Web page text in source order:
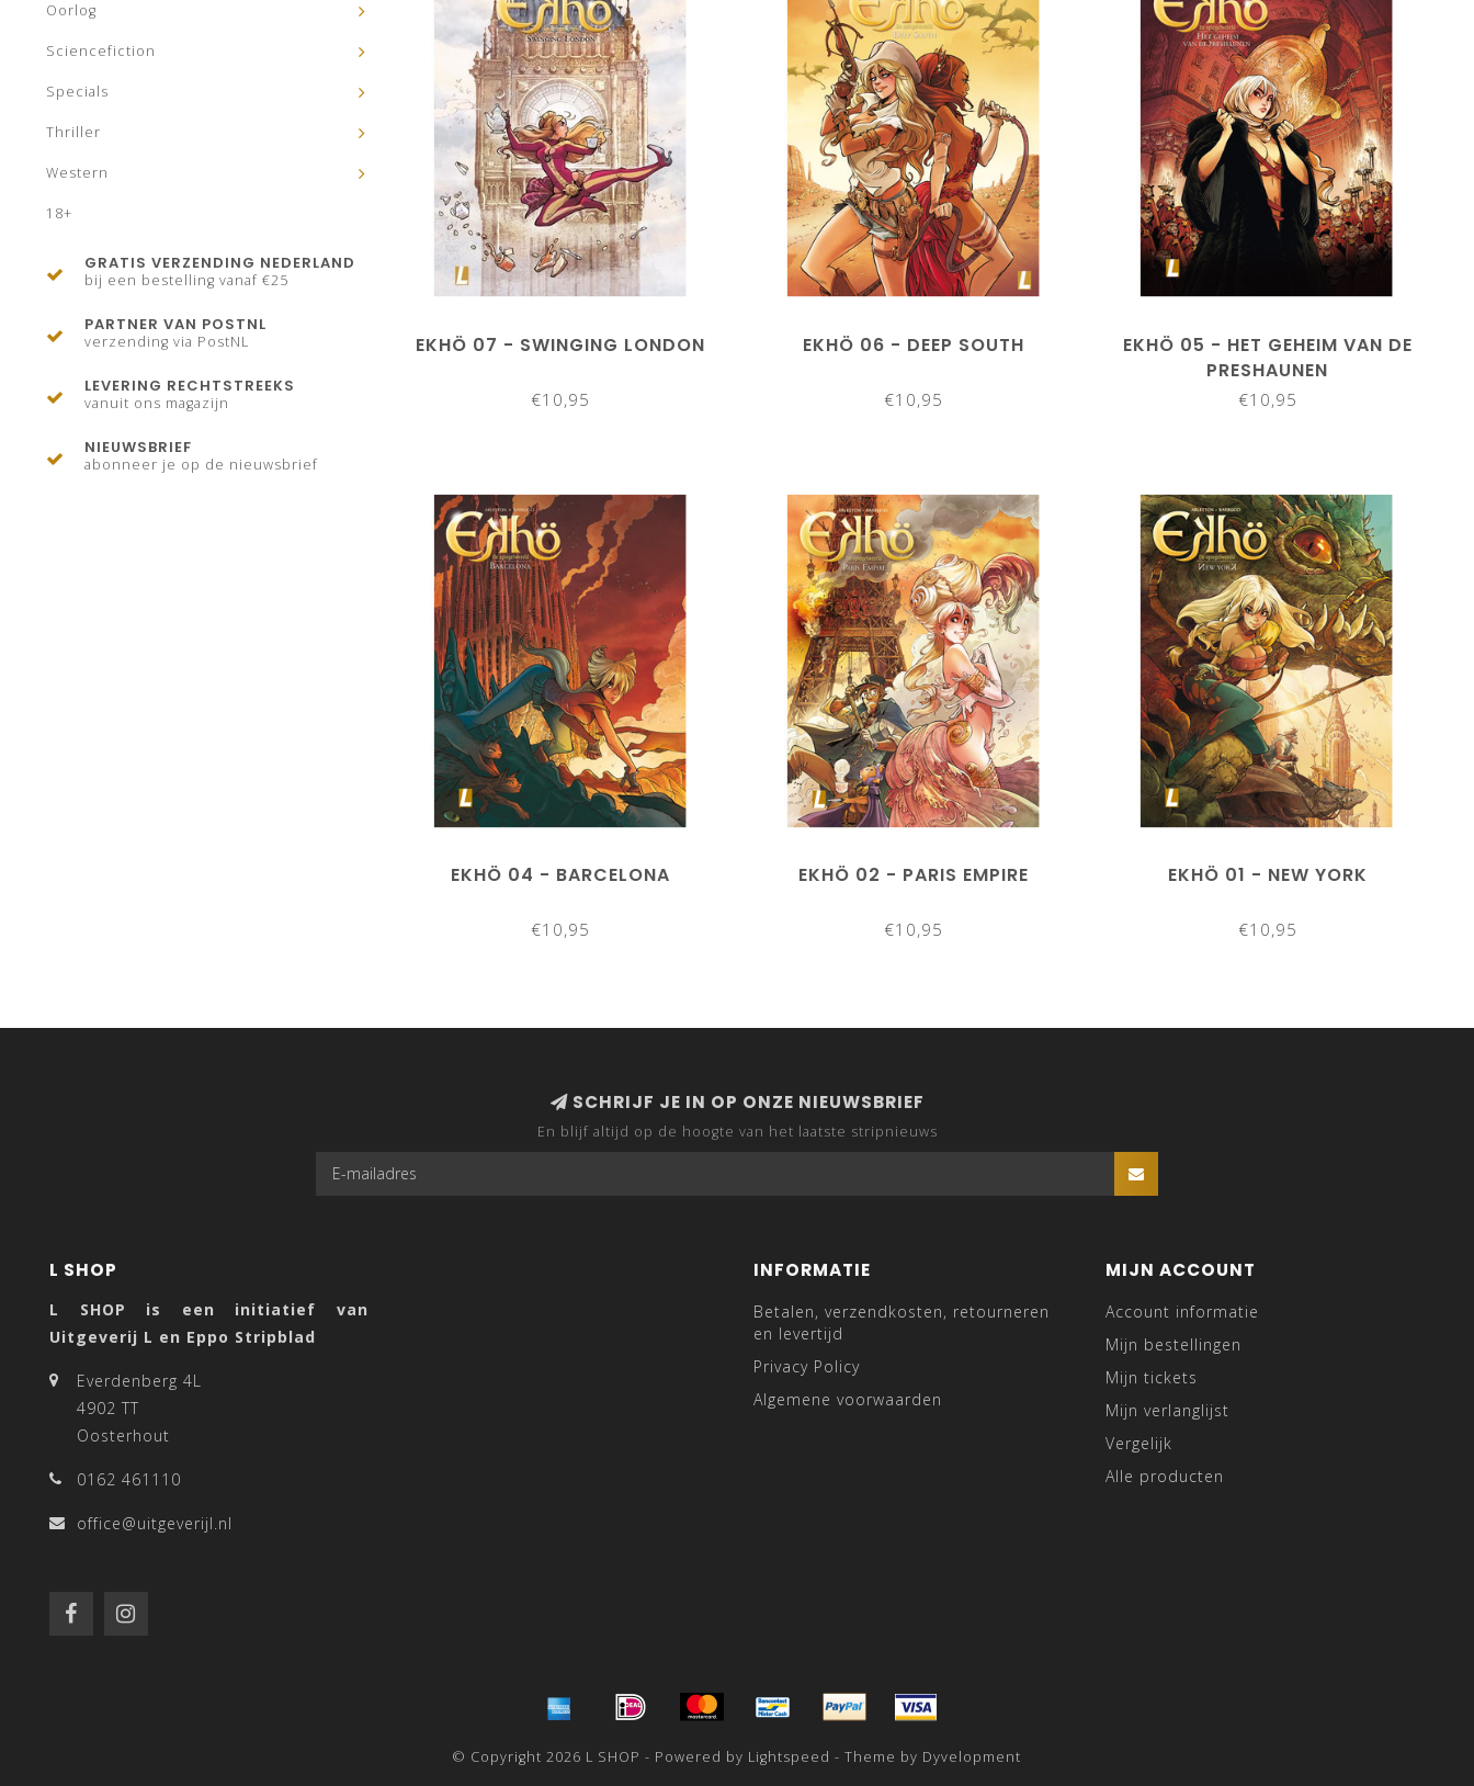
Oorlog
Sciencefiction
Specials
Thriller
Western
18+
GRATIS VERZENDING NEDERLAND
bij een bestelling vanaf €25
PARTNER VAN POSTNL
verzending via PostNL
LEVERING RECHTSTREEKS
vanuit ons magazijn
NIEUWSBRIEF
abonneer je op de nieuwsbrief
EKHÖ 07 - SWINGING LONDON
€10,95
EKHÖ 06 - DEEP SOUTH
€10,95
EKHÖ 05 - HET GEHEIM VAN DE
PRESHAUNEN
€10,95
EKHÖ 04 - BARCELONA
€10,95
EKHÖ 02 - PARIS EMPIRE
€10,95
EKHÖ 01 - NEW YORK
€10,95
SCHRIJF JE IN OP ONZE NIEUWSBRIEF
En blijf altijd op de hoogte van het laatste stripnieuws
L SHOP
L SHOP is een initiatief van
Uitgeverij L en Eppo Stripblad
Everdenberg 4L
4902 TT
Oosterhout
0162 461110
office@uitgeverijl.nl
INFORMATIE
Betalen, verzendkosten, retourneren
en levertijd
Privacy Policy
Algemene voorwaarden
MIJN ACCOUNT
Account informatie
Mijn bestellingen
Mijn tickets
Mijn verlanglijst
Vergelijk
Alle producten
© Copyright 2026 L SHOP - Powered by Lightspeed - Theme by Dyvelopment